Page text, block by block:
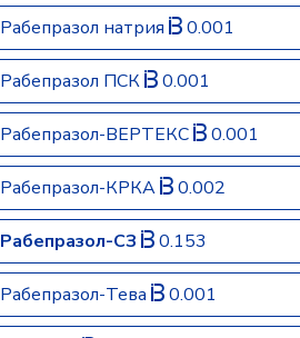
Рабепразол натрия 0.001
Рабепразол ПСК 0.001
Рабепразол-ВЕРТЕКС 0.001
Рабепразол-КРКА 0.002
Рабепразол-СЗ 0.153
Рабепразол-Тева 0.001